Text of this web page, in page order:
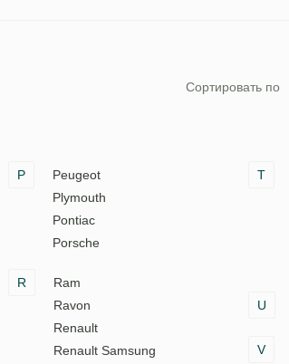
Сортировать по
P
Peugeot
Plymouth
Pontiac
Porsche
R
Ram
Ravon
Renault
Renault Samsung
T
U
V